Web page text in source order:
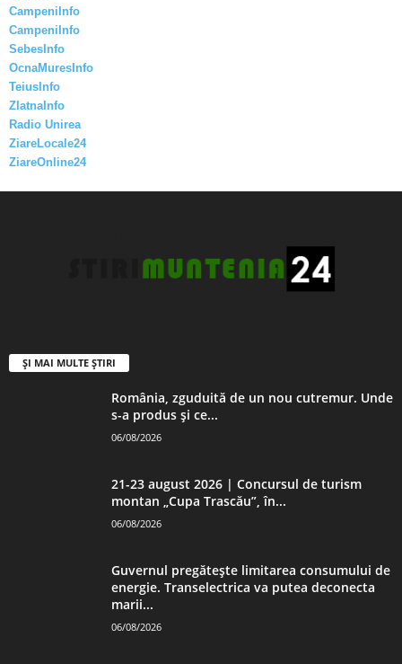
CampeniInfo
CampeniInfo
SebesInfo
OcnaMuresInfo
TeiusInfo
ZlatnaInfo
Radio Unirea
ZiareLocale24
ZiareOnline24
ȘI MAI MULTE ȘTIRI
România, zguduită de un nou cutremur. Unde
s-a produs și ce...
06/08/2026
21-23 august 2026 | Concursul de turism
montan „Cupa Trascău”, în...
06/08/2026
Guvernul pregătește limitarea consumului de
energie. Transelectrica va putea deconecta
marii...
06/08/2026